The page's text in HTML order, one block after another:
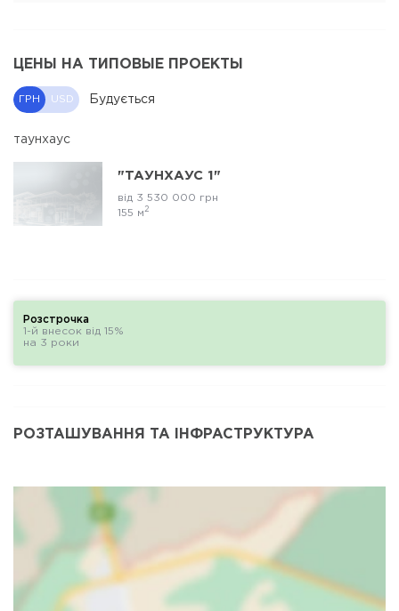
ЦЕНЫ НА ТИПОВЫЕ ПРОЕКТЫ
ГРН USD Будується
таунхаус
"ТАУНХАУС 1"
від 3 530 000 грн
155 м 2
Розстрочка
1-й внесок від 15%
на 3 роки
РОЗТАШУВАННЯ ТА ІНФРАСТРУКТУРА